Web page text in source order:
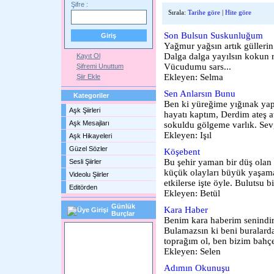
Şifre :
Kayıt Ol
Şifremi Unuttum
Şiir Ekle
Kategoriler
Aşk Şiirleri
Aşk Mesajları
Aşk Hikayeleri
Güzel Sözler
Sesli Şiirler
Videolu Şiirler
Editörden
Günlük
Burçlar
Sırala: Tarihe göre | Hite göre
Son Bulsun Suskunluğum
Yağmur yağsın artık
Dalga dalga yayılsın kokun
Vücudumu sars...
Ekleyen: Selma
Sen Anlarsın Bunu
Ben ki yüreğime yığınak
hayatı kaptım, Derdim ateş
sokuldu gölgeme varlık.
Ekleyen: Işıl
Köşebent
Bu şehir yaman bir düş olan
küçük olayları büyük
etkilerse işte öyle. Bulutsu
Ekleyen: Betül
Kara Haber
Benim kara haberim
Bulamazsın ki beni
toprağım ol, ben bizim
Ekleyen: Selen
Adımın Okunuşu